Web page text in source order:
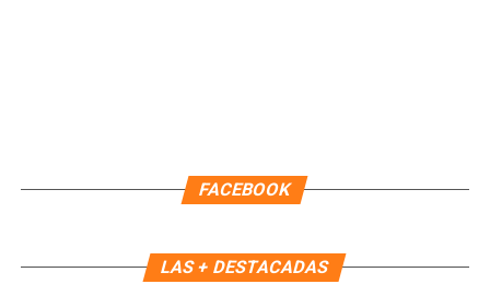
FACEBOOK
LAS + DESTACADAS